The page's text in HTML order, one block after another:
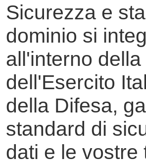
Sicurezza e
dominio si
all'interno
dell'Esercito
della Difesa,
standard di
dati e le vostre